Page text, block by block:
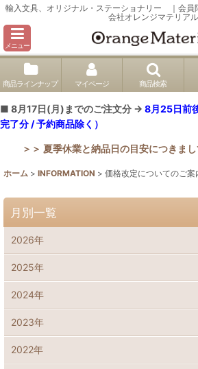
輸入文具、オリジナル・ステーショナリー ｜会員
会社オレンジマテリアル
メニュー
商品ラインナップ マイページ 商品検索
■ 8月17日(月)までのご注文分 → 8月25日前
完了分 / 予約商品除く）
＞＞ 夏季休業と納品日の目安につきまし
ホーム > INFORMATION > 価格改定についてのご案
月別一覧
2026年
2025年
2024年
2023年
2022年